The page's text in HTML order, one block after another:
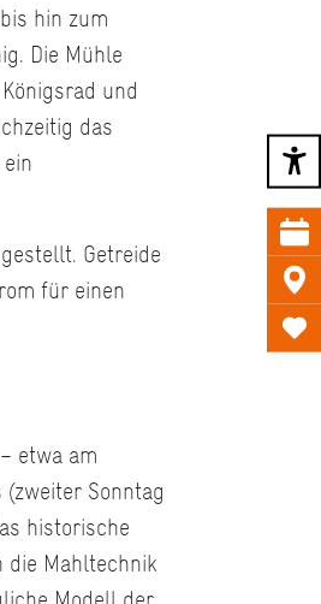
hin zum
Die Mühle
und
das
Getreide
für einen
etwa am
Sonntag
historische
die Mahltechnik